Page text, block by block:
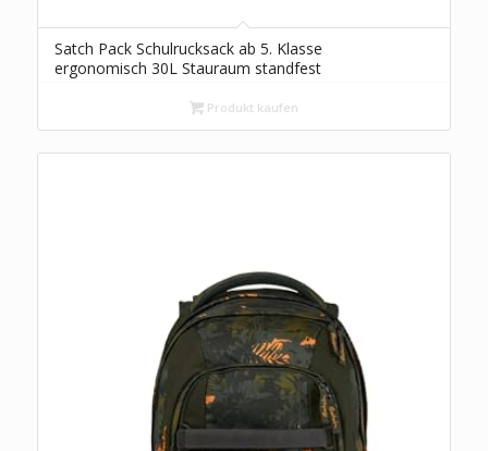
Satch Pack Schulrucksack ab 5. Klasse
ergonomisch 30L Stauraum standfest
Produkt kaufen